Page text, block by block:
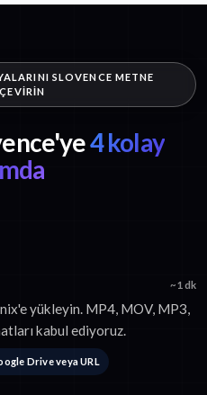
SLOVENCE METNE
ÇEVIRIN
4 kolay
~1 dk
yükleyin. MP4, MOV, MP3,
kabul ediyoruz.
Drive veya URL